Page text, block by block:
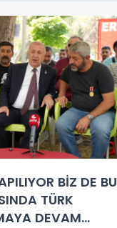
BİZ DE BU
TÜRK
DEVAM